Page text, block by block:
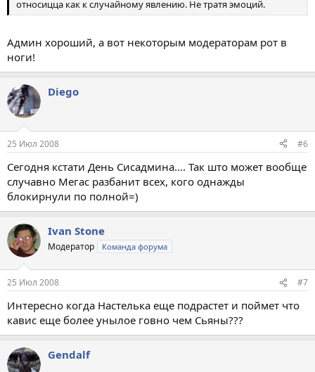
относицца как к случайному явлению. Не тратя эмоций.
Админ хороший, а вот некоторым модераторам рот в
ноги!
Diego
25 Июл 2008 #6
Сегодня кстати День Сисадмина.... Так што может вообще
случавно Мегас разбанит всех, кого однажды
блокирнули по полной=)
Ivan Stone
Модератор Команда форума
25 Июл 2008 #7
Интересно когда Настелька еще подрастет и поймет что
кавис еще более унылое гoвно чем Сьяны???
Gendalf